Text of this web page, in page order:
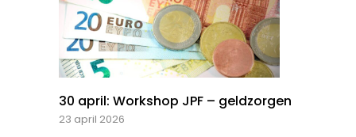
30 april: Workshop JPF – geldzorgen
23 april 2026